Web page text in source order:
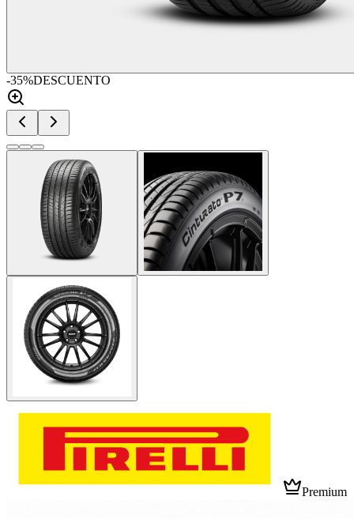
-35%DESCUENTO
Premium